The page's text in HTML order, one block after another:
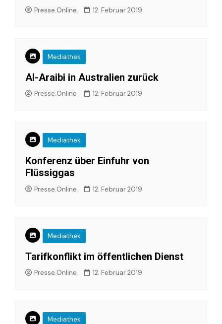
Presse.Online 12. Februar 2019
Mediathek
Al-Araibi in Australien zurück
Presse.Online 12. Februar 2019
Mediathek
Konferenz über Einfuhr von
Flüssiggas
Presse.Online 12. Februar 2019
Mediathek
Tarifkonflikt im öffentlichen Dienst
Presse.Online 12. Februar 2019
Mediathek